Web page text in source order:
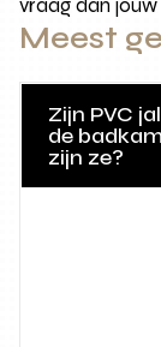
vraag dan jouw
Meest
Zijn PVC
de
zijn ze?